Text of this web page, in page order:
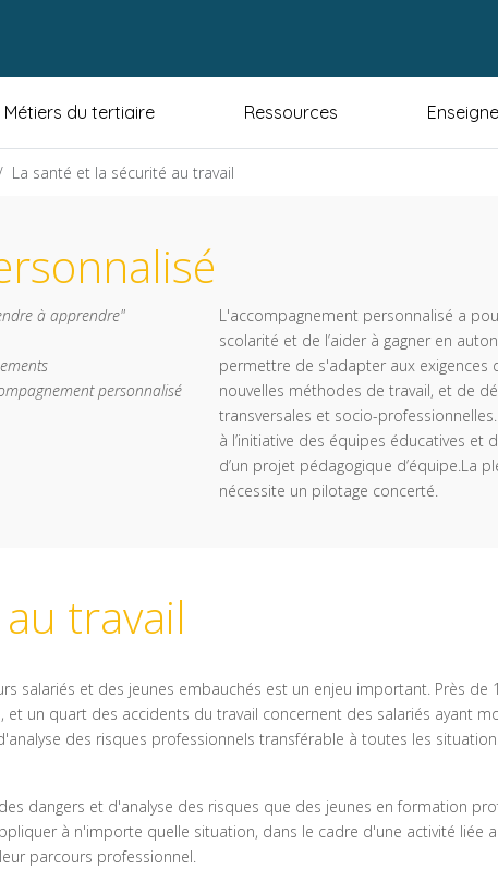
Métiers du tertiaire Ressources
La santé et la sécurité au travail
à apprendre"
personnalisé
L'accompagnement personnalisé a
scolarité et de l’aider à gagner en
permettre de s'adapter aux exigences
nouvelles méthodes de travail, et de
transversales et socio-
à l’initiative des équipes éducatives
d’un projet pédagogique d’équipe.La
nécessite un pilotage concerté.
travail
salariés et des jeunes embauchés est un enjeu important. Près de
un quart des accidents du travail concernent des salariés ayant
des risques professionnels transférable à toutes les
dangers et d'analyse des risques que des jeunes en formation
à n'importe quelle situation, dans le cadre d'une activité
parcours professionnel.